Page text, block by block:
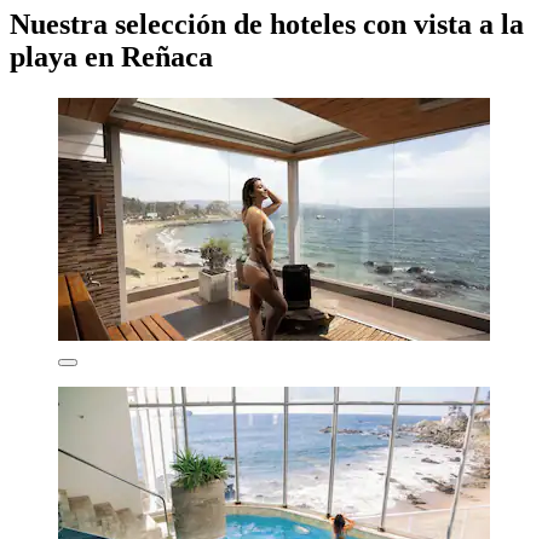
Nuestra selección de hoteles con vista a la
playa en Reñaca